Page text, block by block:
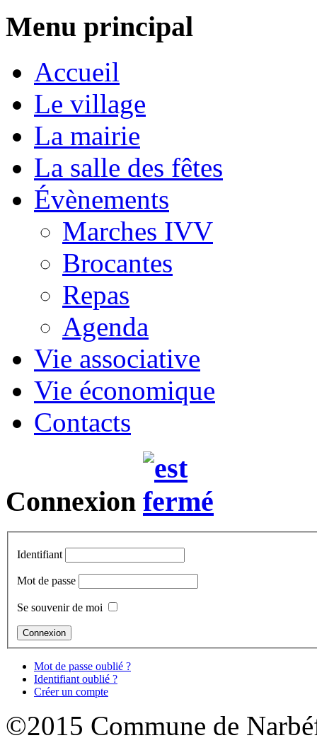
Menu principal
Accueil
Le village
La mairie
La salle des fêtes
Évènements
Marches IVV
Brocantes
Repas
Agenda
Vie associative
Vie économique
Contacts
Connexion
Identifiant
Mot de passe
Se souvenir de moi
Mot de passe oublié ?
Identifiant oublié ?
Créer un compte
©2015 Commune de